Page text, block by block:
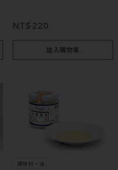
NT$ 220
加入購物車
調味料・油